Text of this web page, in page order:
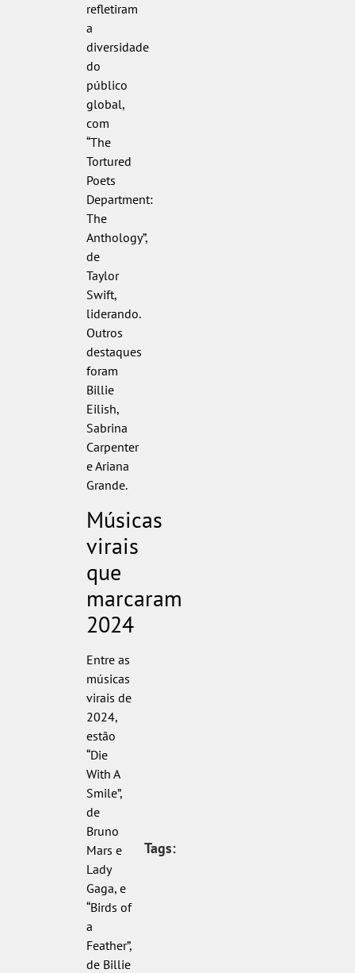
refletiram
a
diversidade
do
público
global,
com
“The
Tortured
Poets
Department:
The
Anthology”,
de
Taylor
Swift,
liderando.
Outros
destaques
foram
Billie
Eilish,
Sabrina
Carpenter
e Ariana
Grande.
Músicas
virais
que
marcaram
2024
Entre as
músicas
virais de
2024,
estão
“Die
With A
Smile”,
de
Bruno
Mars e
Lady
Gaga, e
“Birds of
a
Feather”,
de Billie
Tags: